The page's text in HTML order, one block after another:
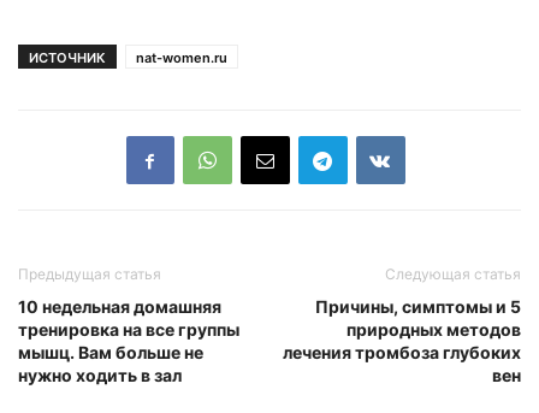
ИСТОЧНИК nat-women.ru
Предыдущая статья
10 недельная домашняя
тренировка на все группы
мышц. Вам больше не
нужно ходить в зал
Следующая статья
Причины, симптомы и 5
природных методов
лечения тромбоза глубоких
вен